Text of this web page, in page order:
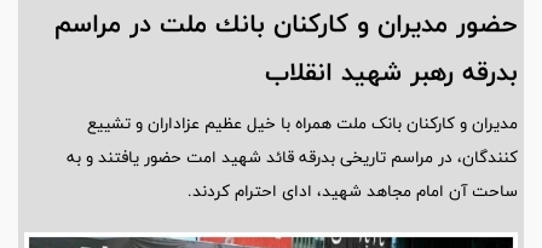
حضور مدیران و كاركنان بانك ملت در مراسم
بدرقه رهبر شهید انقلاب
مدیران و کارکنان بانک ملت همراه با خیل عظیم عزاداران و تشییع
کنندگان، در مراسم تاریخی بدرقه قائد شهید امت حضور یافتند و به
ساحت آن امام مجاهد شهید، ادای احترام کردند.